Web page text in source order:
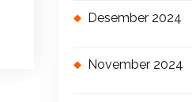
Desember 2024
November 2024